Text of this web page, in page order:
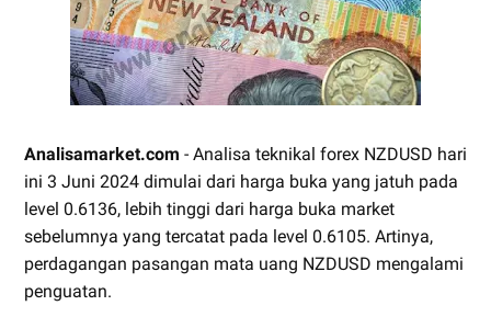
Analisamarket.com - Analisa teknikal forex NZDUSD hari
ini 3 Juni 2024 dimulai dari harga buka yang jatuh pada
level 0.6136, lebih tinggi dari harga buka market
sebelumnya yang tercatat pada level 0.6105. Artinya,
perdagangan pasangan mata uang NZDUSD mengalami
penguatan.